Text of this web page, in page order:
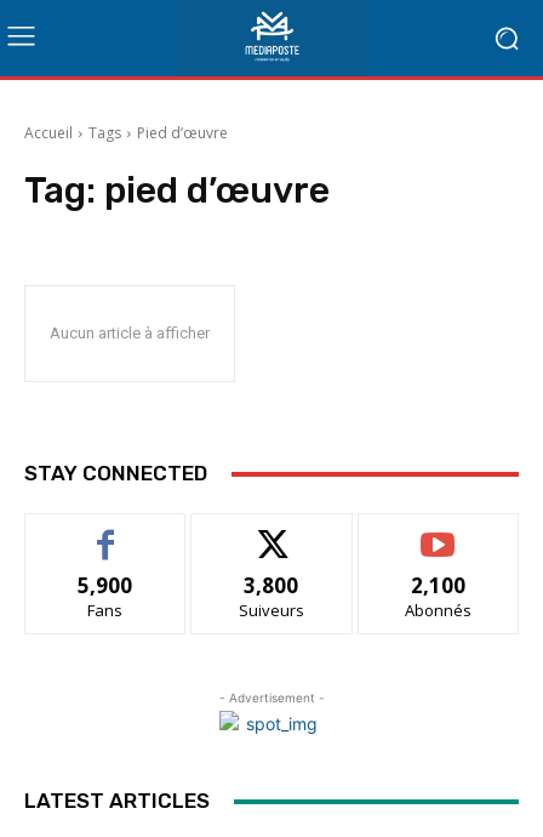
Accueil Tags Pied d’œuvre
Tag: pied d’œuvre
Aucun article à afficher
STAY CONNECTED
5,900
Fans
3,800
Suiveurs
2,100
Abonnés
- Advertisement -
LATEST ARTICLES